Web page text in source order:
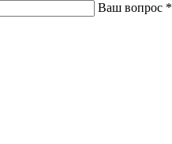
Ваш вопрос *